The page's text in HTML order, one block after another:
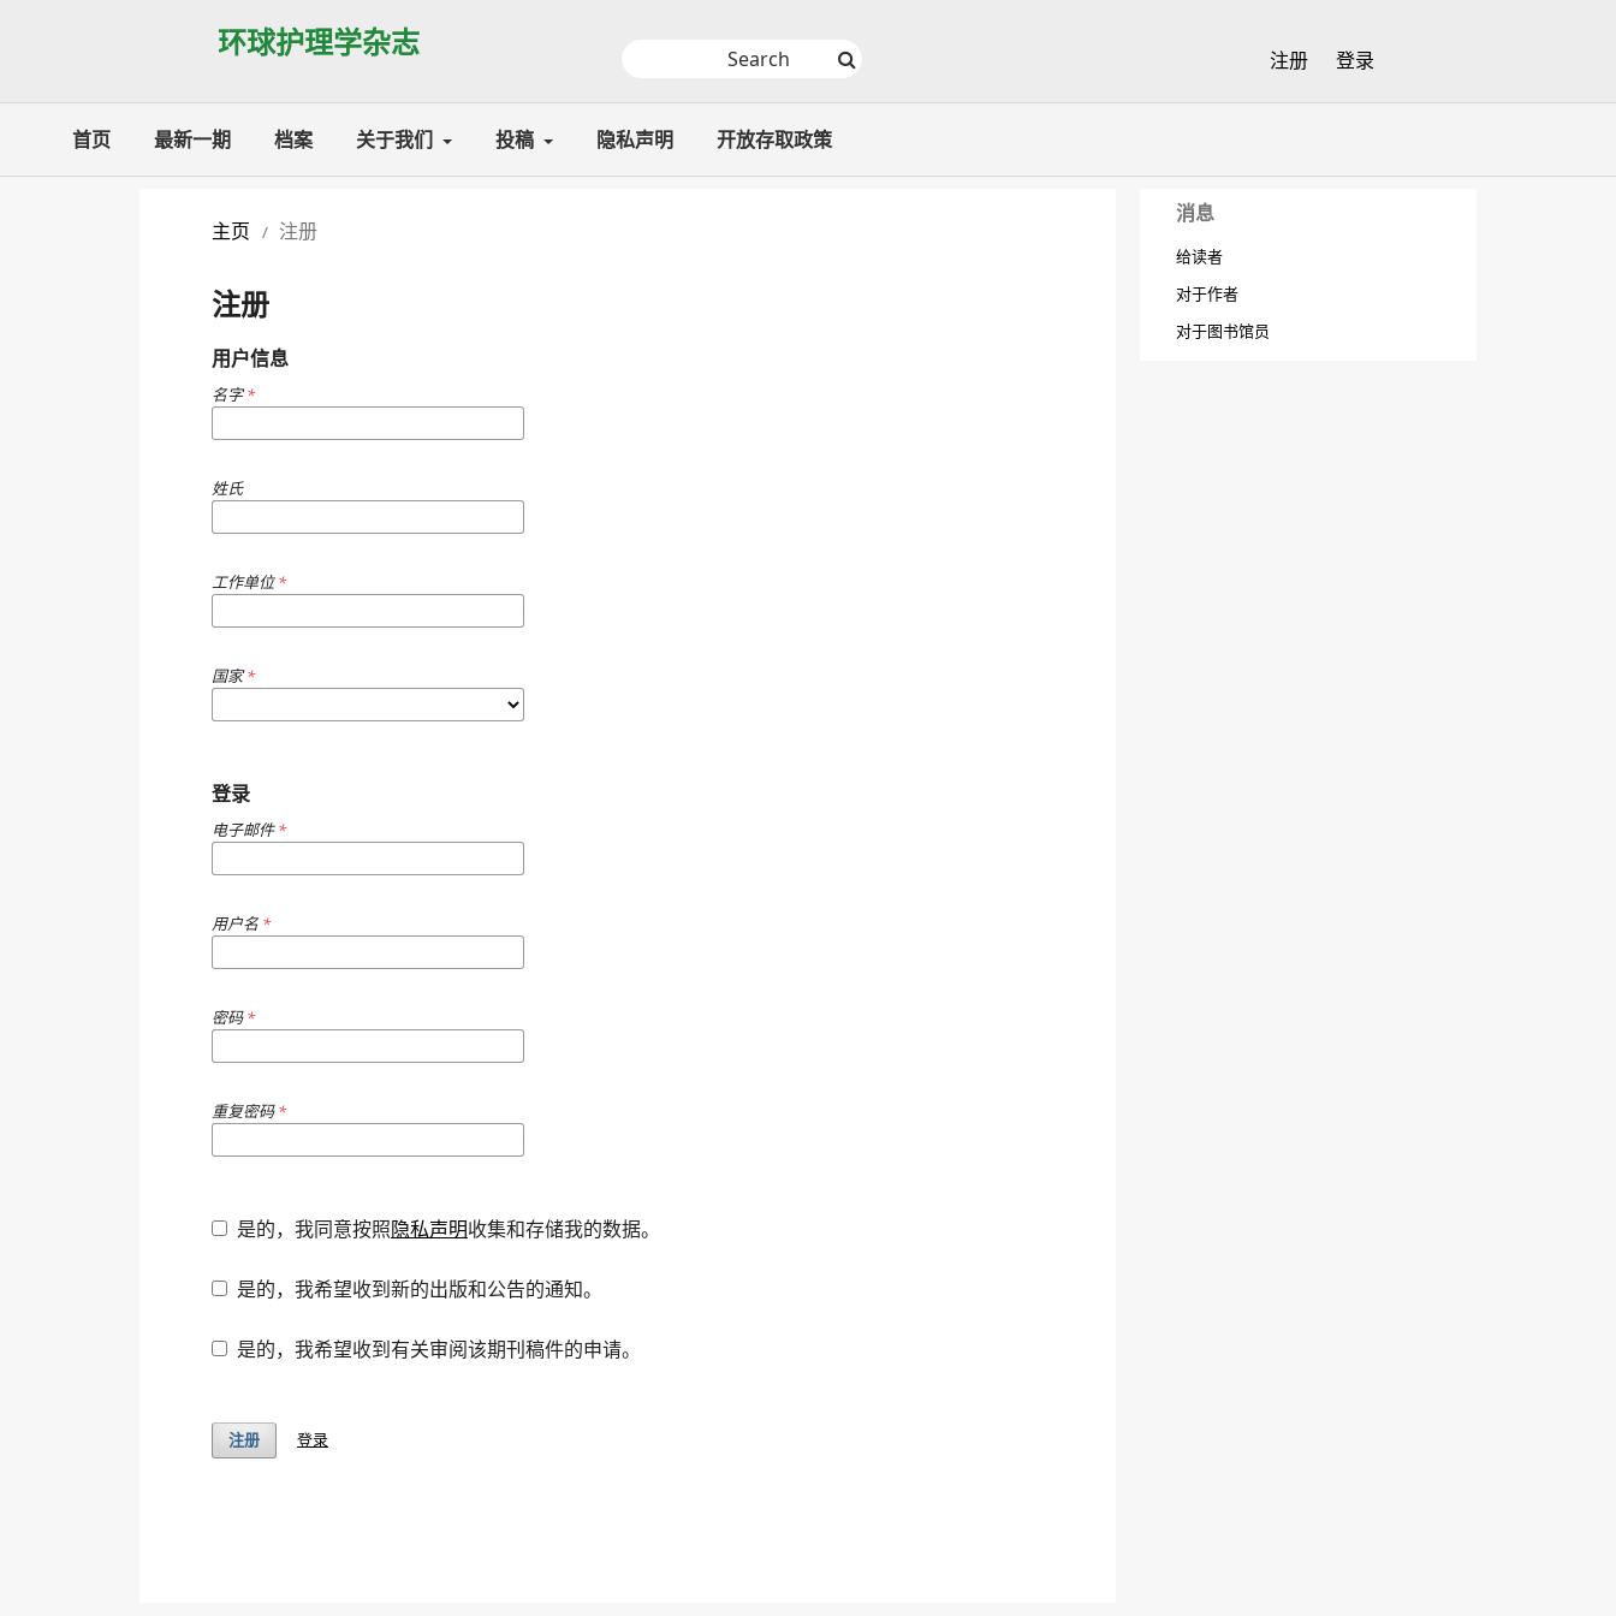
环球护理学杂志 注册 登录
首页 最新一期 档案 关于我们 投稿 隐私声明 开放存取政策
主页 / 注册
注册
用户信息
名字*
姓氏
工作单位*
国家*
登录
电子邮件*
用户名 *
密码*
重复密码*
是的，我同意按照隐私声明收集和存储我的数据。
是的，我希望收到新的出版和公告的通知。
是的，我希望收到有关审阅该期刊稿件的申请。
注册 登录
消息
给读者
对于作者
对于图书馆员